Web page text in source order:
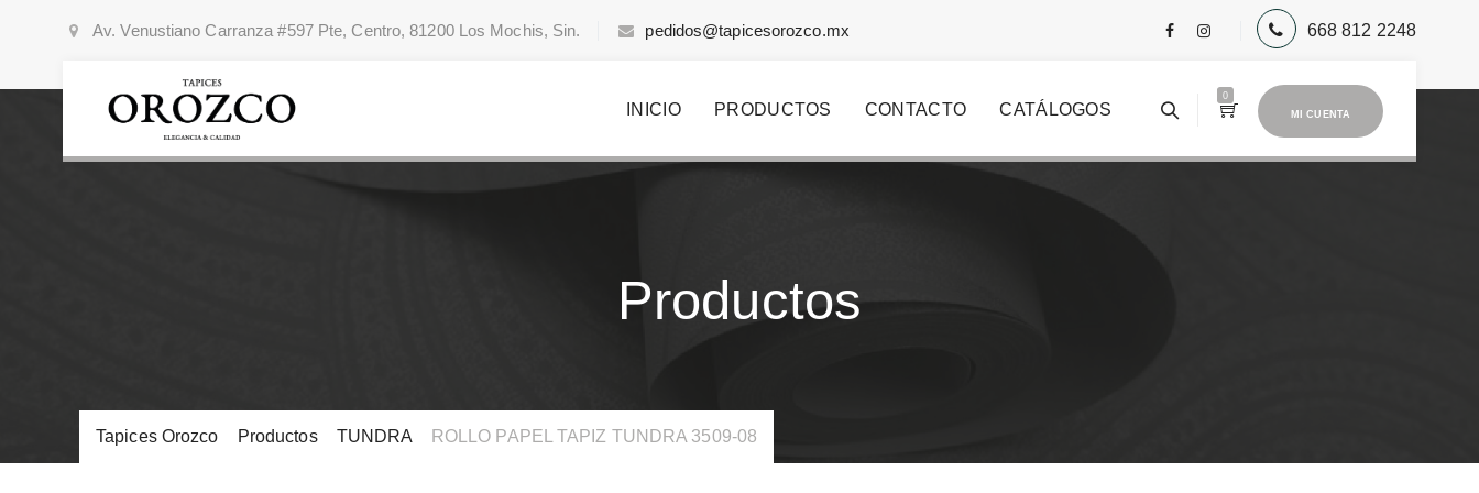
Av. Venustiano Carranza #597 Pte, Centro, 81200 Los Mochis, Sin. pedidos@tapicesorozco.mx 668 812 2248
MI CUENTA
0
INICIO PRODUCTOS CONTACTO CATÁLOGOS
Productos
Tapices Orozco Productos> TUNDRA ROLLO PAPEL TAPIZ TUNDRA 3509-08